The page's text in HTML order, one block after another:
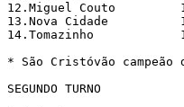
12.Miguel Couto		13  2  3  8   7-16  7
13.Nova Cidade		13  1  5  7   5-16  7
14.Tomazinho		13  1  2 10   4-16  4
* São Cristóvão
SEGUNDO TURNO